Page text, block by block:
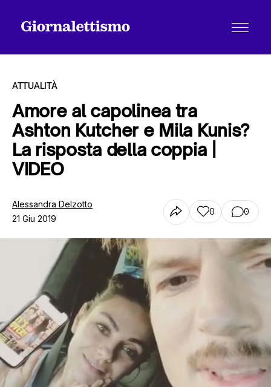
Tutti gli articoli
ATTUALITÀ
Amore al capolinea tra
Ashton Kutcher e Mila Kunis?
La risposta della coppia |
VIDEO
Alessandra Delzotto
21 Giu 2019
0 0